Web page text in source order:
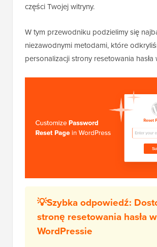
części Twojej witryny.
W tym przewodniku podzielimy się
niezawodnymi metodami, które
personalizacji strony resetowania hasła
💡Szybka odpowiedź:
stronę resetowania hasła w
WordPressie